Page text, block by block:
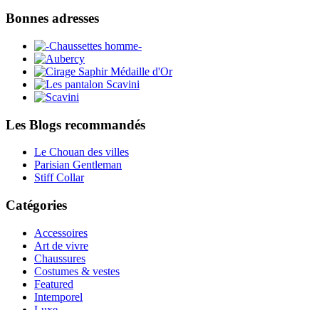
Bonnes adresses
Les Blogs recommandés
Le Chouan des villes
Parisian Gentleman
Stiff Collar
Catégories
Accessoires
Art de vivre
Chaussures
Costumes & vestes
Featured
Intemporel